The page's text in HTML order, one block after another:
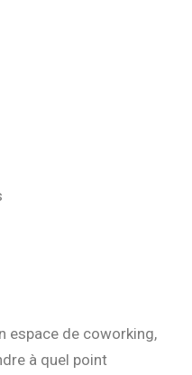
espace de coworking,
à quel point